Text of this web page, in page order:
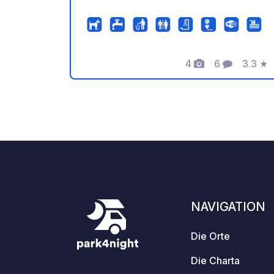
4
Fotos
6
Kommentare
3.3 ★
NAVIGATION
Die Orte
Die Charta